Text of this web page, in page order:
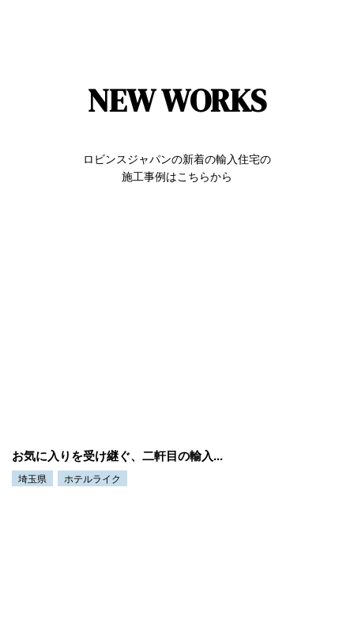
NEW WORKS
ロビンスジャパンの新着の輸入住宅の
施工事例はこちらから
お気に入りを受け継ぐ、二軒目の輸入...
埼玉県 ホテルライク